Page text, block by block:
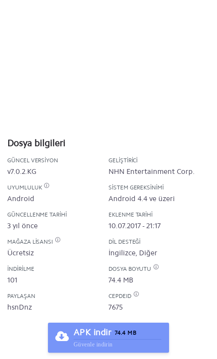
Dosya bilgileri
GÜNCEL VERSIYON
v7.0.2.KG
GELIŞTIRICI
NHN Entertainment Corp.
UYUMLULUK
Android
SISTEM GEREKSINIMI
Android 4.4 ve üzeri
GÜNCELLENME TARIHI
3 yıl önce
EKLENME TARIHI
10.07.2017 - 21:17
MAĞAZA LISANSI
Ücretsiz
DIL DESTEĞI
İngilizce, Diğer
İNDIRILME
101
DOSYA BOYUTU
74.4 MB
PAYLAŞAN
hsnDnz
CEPDEID
7675
APK indir 74.4 MB
Güvenle indirin